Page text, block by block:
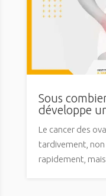
Sous
développe
Le cancer des
tardivement,
rapidement,